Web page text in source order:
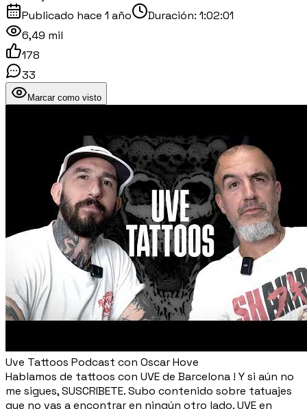
Publicado hace 1 año Duración: 1:02:01
6,49 mil
178
33
Marcar como visto
Uve Tattoos Podcast con Oscar Hove
Hablamos de tattoos con UVE de Barcelona ! Y si aún no
me sigues, SUSCRIBETE. Subo contenido sobre tatuajes
que no vas a encontrar en ningún otro lado. UVE en